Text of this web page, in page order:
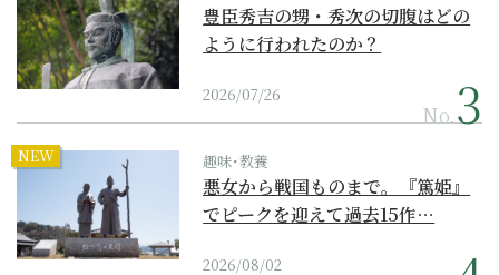
豊臣秀吉の甥・秀次の切腹はどの
ように行われたのか？
2026/07/26
No.
NEW 趣味･教養
悪女から戦国ものまで。『篤姫』
でピークを迎えて過去15作…
2026/08/02